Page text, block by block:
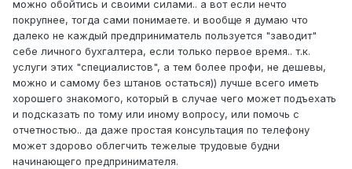
можно обойтись и своими силами.. а вот если нечто
покрупнее, тогда сами понимаете. и вообще я думаю что
далеко не каждый предприниматель пользуется "заводит"
себе личного бухгалтера, если только первое время.. т.к.
услуги этих "специалистов", а тем более профи, не дешевы,
можно и самому без штанов остаться)) лучше всего иметь
хорошего знакомого, который в случае чего может подъехать
и подсказать по тому или иному вопросу, или помочь с
отчетностью.. да даже простая консультация по телефону
может здорово облегчить тежелые трудовые будни
начинающего предпринимателя.